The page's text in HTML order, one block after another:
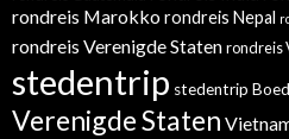
rondreis Marokkorondreis Nepal
rondreis Verenigde Statenrondreis
stedentrip stedentrip
Verenigde Staten